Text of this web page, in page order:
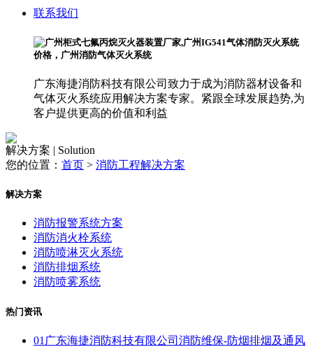
联系我们
广东海捷消防科技有限公司致力于成为消防器材设备和
气体灭火系统应用解决方案专家。紧跟全球发展趋势,为
客户提供更高的价值和利益
解决方案 | Solution
您的位置： 首页 > 消防工程解决方案
解决方案
消防报警系统方案
消防消火栓系统
消防喷淋灭火系统
消防排烟系统
消防喷雾系统
热门资讯
01 广东海捷消防科技有限公司消防维保-防烟排烟及通风